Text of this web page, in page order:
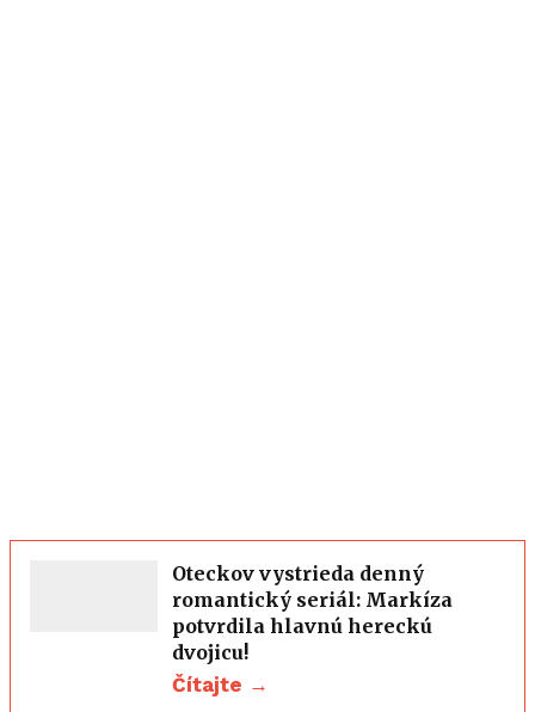
Oteckov vystrieda denný
romantický seriál: Markíza
potvrdila hlavnú hereckú
dvojicu!
Čítajte →